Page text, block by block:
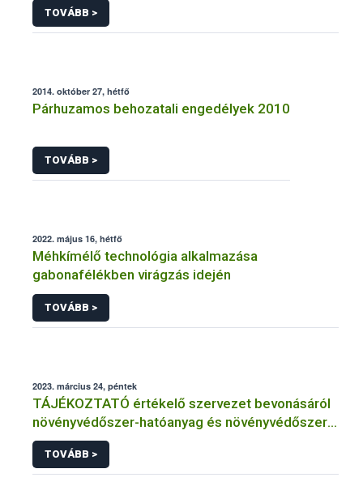
TOVÁBB >
2014. október 27, hétfő
Párhuzamos behozatali engedélyek 2010
TOVÁBB >
2022. május 16, hétfő
Méhkímélő technológia alkalmazása
gabonafélékben virágzás idején
TOVÁBB >
2023. március 24, péntek
TÁJÉKOZTATÓ értékelő szervezet bevonásáról
növényvédőszer-hatóanyag és növényvédőszer
engedélyezésére, továbbá a meglévő engedély
meghosszabbítására vagy módosítására irányuló
eljárásba
TOVÁBB >